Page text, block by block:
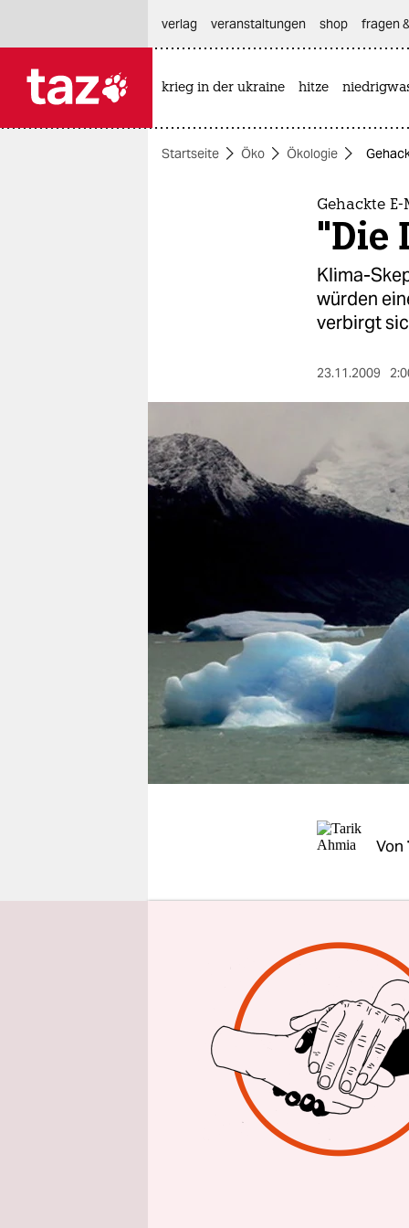
themen
nord
wahrheit
veranstaltungen
shop
fragen & hilfe
unterstützen
genossenschaft
verlag
veranstaltungen shop fragen
krieg in der ukraine hitze
Startseite Öko Ökologie
Gehackte
"Die
Klima-
würden
verbirgt
23.11.2009
Von
Ein
Unit‘
wir
UEA.
Die